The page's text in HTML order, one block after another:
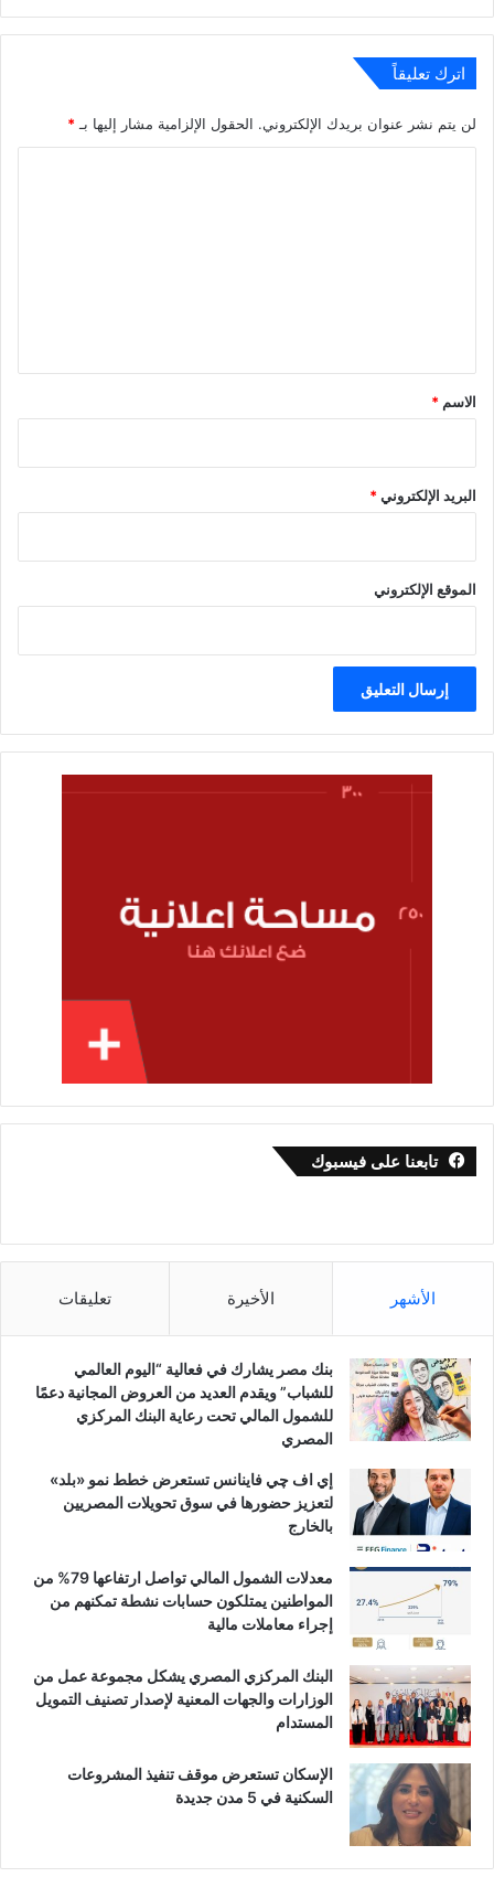
اترك تعليقاً
لن يتم نشر عنوان بريدك الإلكتروني. الحقول الإلزامية مشار إليها بـ*
*
الاسم *
البريد الإلكتروني*
الموقع الإلكتروني
تابعنا على فيسبوك
الأشهر الأخيرة تعليقات
بنك مصر يشارك في فعالية “اليوم العالمي
للشباب” ويقدم العديد من العروض المجانية دعمًا
للشمول المالي تحت رعاية البنك المركزي
المصري
إي اف چي فاينانس تستعرض خطط نمو «بلد»
لتعزيز حضورها في سوق تحويلات المصريين
بالخارج
معدلات الشمول المالي تواصل ارتفاعها 79% من
المواطنين يمتلكون حسابات نشطة تمكنهم من
إجراء معاملات مالية
البنك المركزي المصري يشكل مجموعة عمل من
الوزارات والجهات المعنية لإصدار تصنيف التمويل
المستدام
الإسكان تستعرض موقف تنفيذ المشروعات
السكنية في 5 مدن جديدة